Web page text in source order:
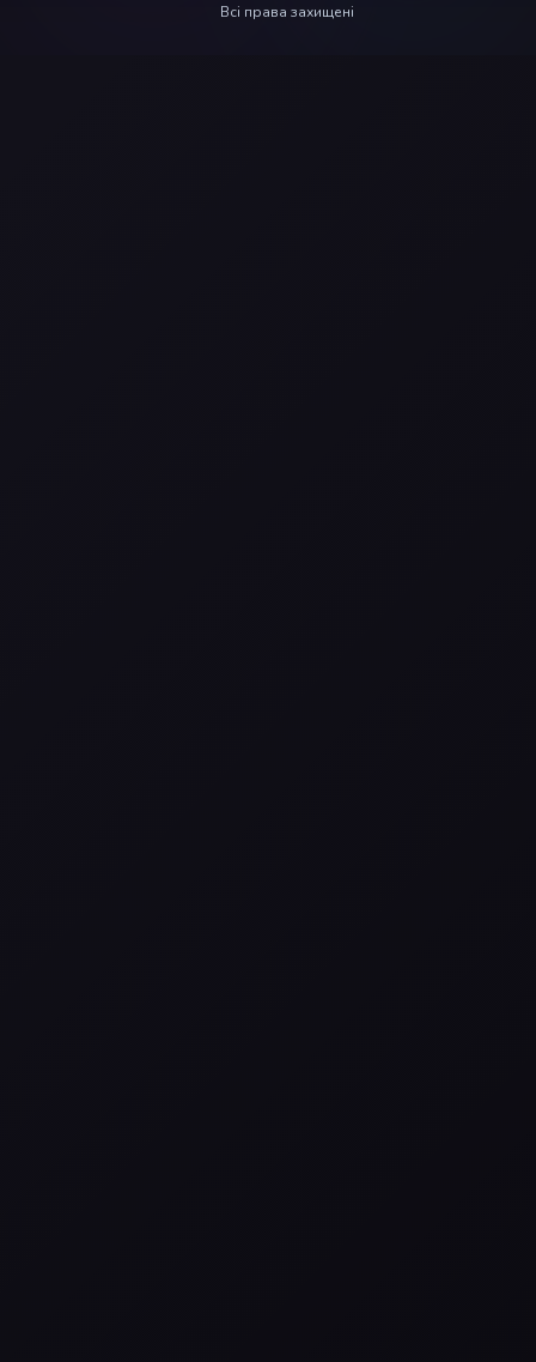
Всі права захищені